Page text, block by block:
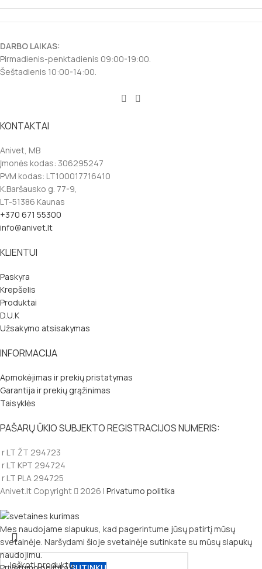
DARBO LAIKAS:
Pirmadienis-penktadienis 09:00-19:00.
Šeštadienis 10:00-14:00.
KONTAKTAI
Anivet, MB
Įmonės kodas: 306295247
PVM kodas: LT100017716410
K.Baršausko g. 77-9,
LT-51386 Kaunas
+370 671 55300
info@anivet.lt
KLIENTUI
Paskyra
Krepšelis
Produktai
D.U.K
Užsakymo atsisakymas
INFORMACIJA
Apmokėjimas ir prekių pristatymas
Garantija ir prekių grąžinimas
Taisyklės
PAŠARŲ ŪKIO SUBJEKTO REGISTRACIJOS NUMERIS:
r LT ŽT 294723
r LT KPT 294724
r LT PLA 294725
Anivet.lt Copyright
2026 | Privatumo politika
Mes naudojame slapukus, kad pagerintume jūsų patirtį mūsų
svetainėje. Naršydami šioje svetainėje sutinkate su mūsų slapukų
naudojimu.